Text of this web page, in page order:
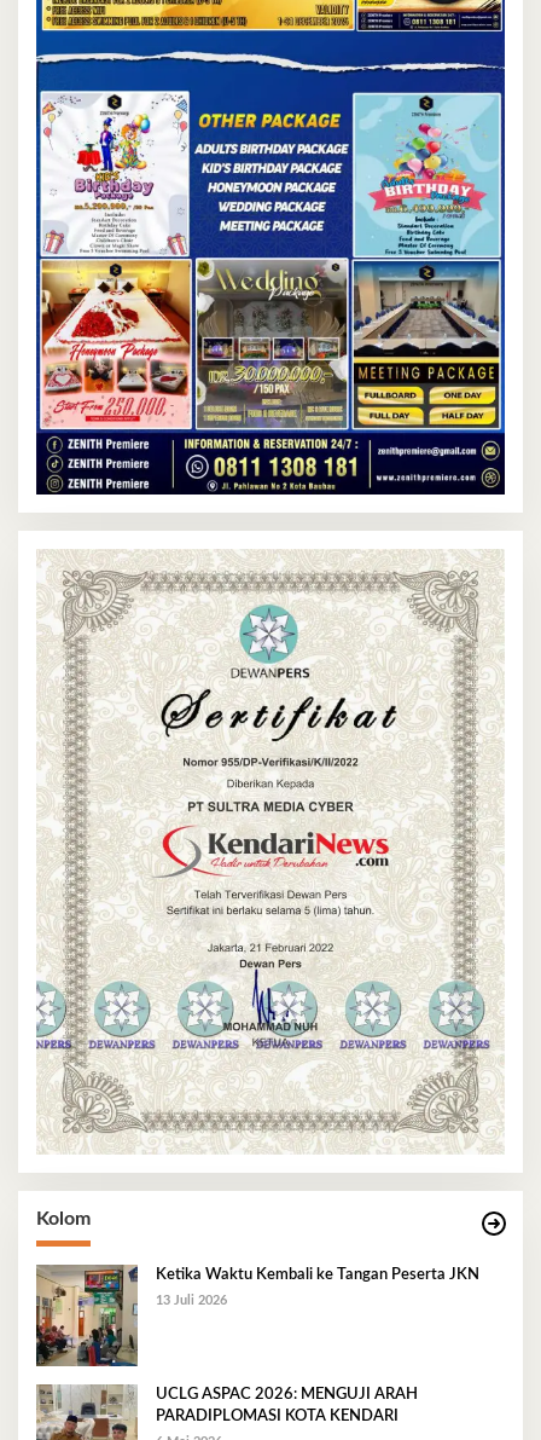
Kolom
Ketika Waktu Kembali ke Tangan Peserta JKN
13 Juli 2026
UCLG ASPAC 2026: MENGUJI ARAH
PARADIPLOMASI KOTA KENDARI